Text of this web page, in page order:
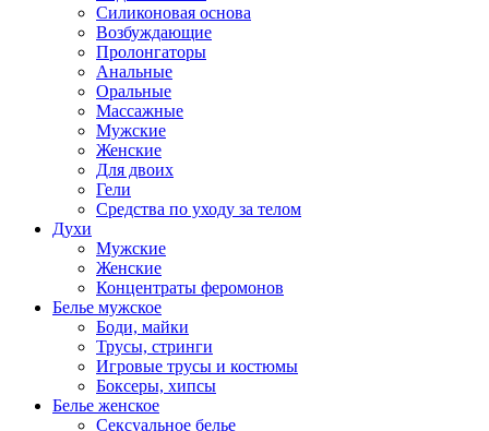
Силиконовая основа
Возбуждающие
Пролонгаторы
Анальные
Оральные
Массажные
Мужские
Женские
Для двоих
Гели
Средства по уходу за телом
Духи
Мужские
Женские
Концентраты феромонов
Белье мужское
Боди, майки
Трусы, стринги
Игровые трусы и костюмы
Боксеры, хипсы
Белье женское
Сексуальное белье